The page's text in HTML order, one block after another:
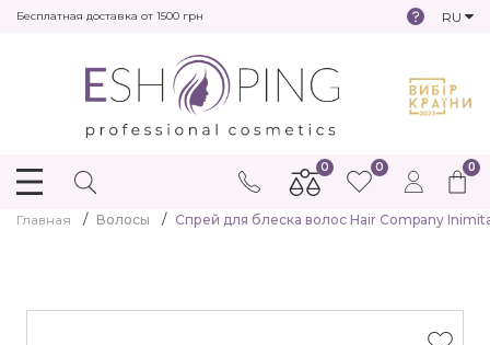
Бесплатная доставка от 1500 грн RU
0
0 0
Главная Волосы Спрей для блеска волос Hair Company